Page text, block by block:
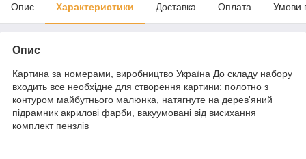
Опис Характеристики Доставка Оплата Умови
Опис
Картина за номерами, виробництво Україна До складу набору
входить все необхідне для створення картини: полотно з
контуром майбутнього малюнка, натягнуте на дерев'яний
підрамник акрилові фарби, вакуумовані від висихання
комплект пензлів